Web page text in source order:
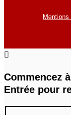
Mentions
Commencez
Entrée pour